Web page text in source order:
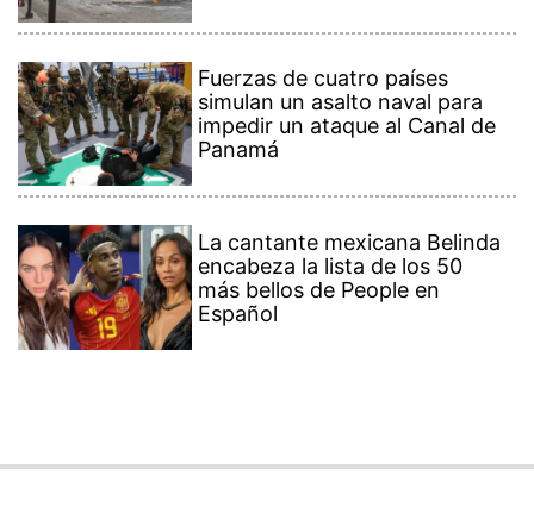
Fuerzas de cuatro países
simulan un asalto naval para
impedir un ataque al Canal de
Panamá
La cantante mexicana Belinda
encabeza la lista de los 50
más bellos de People en
Español